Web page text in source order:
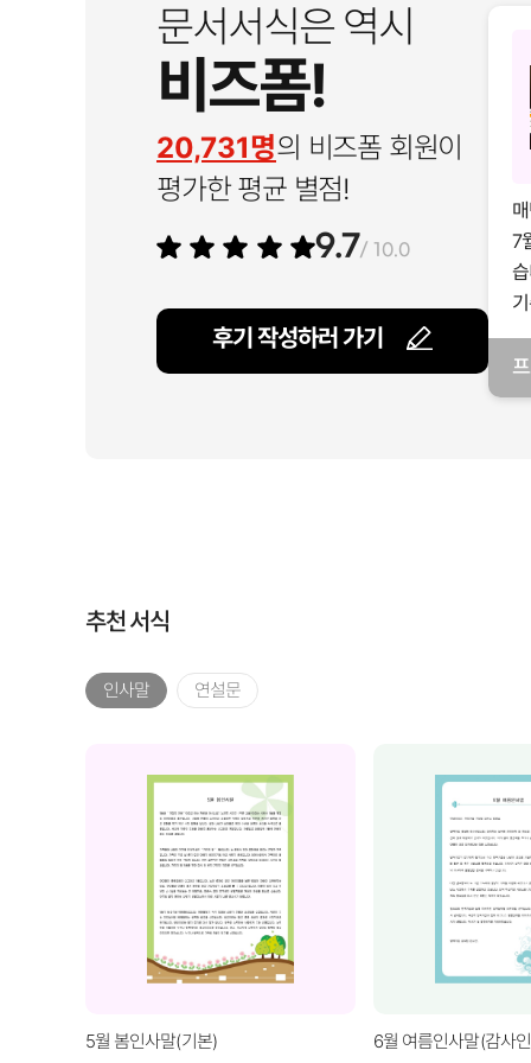
문서서식은 역시
비즈폼!
20,731명의 비즈폼 회원이
평가한 평균 별점!
9.7/ 10.0
후기 작성하러 가기
7
추천 서식
인사말 연설문
5월 봄인사말(기본) 6월 여름인사말(감사